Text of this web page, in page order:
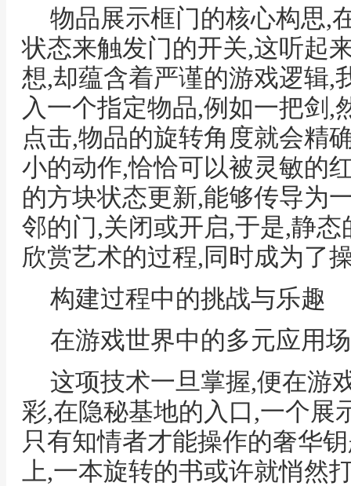
物品展示框门的核心构思,
状态来触发门的开关,这听起
想,却蕴含着严谨的游戏逻辑,
入一个指定物品,例如一把剑,
点击,物品的旋转角度就会精
小的动作,恰恰可以被灵敏的
的方块状态更新,能够传导为
邻的门,关闭或开启,于是,静
欣赏艺术的过程,同时成为了
构建过程中的挑战与乐趣
在游戏世界中的多元应用
这项技术一旦掌握,便在游
彩,在隐秘基地的入口,一个展
只有知情者才能操作的奢华
上,一本旋转的书或许就悄然